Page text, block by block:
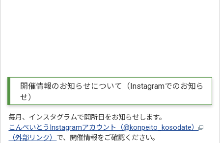
開催情報のお知らせについて（Instagramでのお知ら
せ）
毎月、インスタグラムで開所日をお知らせします。
こんぺいとうInstagramアカウント（@konpeito_kosodate）
（外部リンク）で、開催情報をご確認ください。